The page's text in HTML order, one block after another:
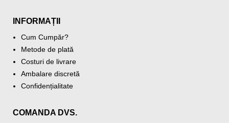
INFORMAȚII
Cum Cumpăr?
Metode de plată
Costuri de livrare
Ambalare discretă
Confidențialitate
COMANDA DVS.